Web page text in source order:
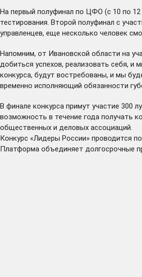
На первый полуфинал по ЦФО (с 10 по 12
тестирования. Второй полуфинал с
управленцев, еще несколько человек
Напомним, от Ивановской области на
добиться успехов, реализовать себя,
конкурса, будут востребованы, и мы
временно исполняющий обязанности
В финале конкурса примут участие 300
возможность в течение года получать
общественных и деловых ассоциаций.
Конкурс «Лидеры России» проводится
Платформа объединяет долгосрочные